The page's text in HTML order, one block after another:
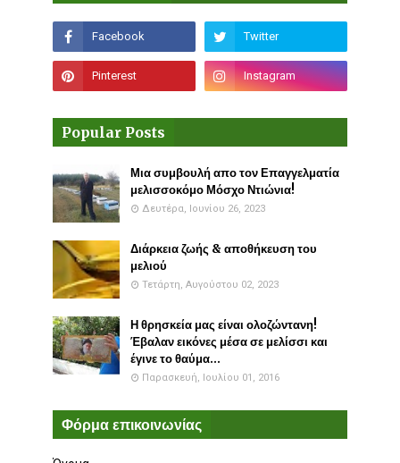
Popular Posts
Μια συμβουλή απο τον Επαγγελματία
μελισσοκόμο Μόσχο Ντιώνια!
Δευτέρα, Ιουνίου 26, 2023
Διάρκεια ζωής & αποθήκευση του
μελιού
Τετάρτη, Αυγούστου 02, 2023
Η θρησκεία μας είναι ολοζώντανη!
Έβαλαν εικόνες μέσα σε μελίσσι και
έγινε το θαύμα...
Παρασκευή, Ιουλίου 01, 2016
Φόρμα επικοινωνίας